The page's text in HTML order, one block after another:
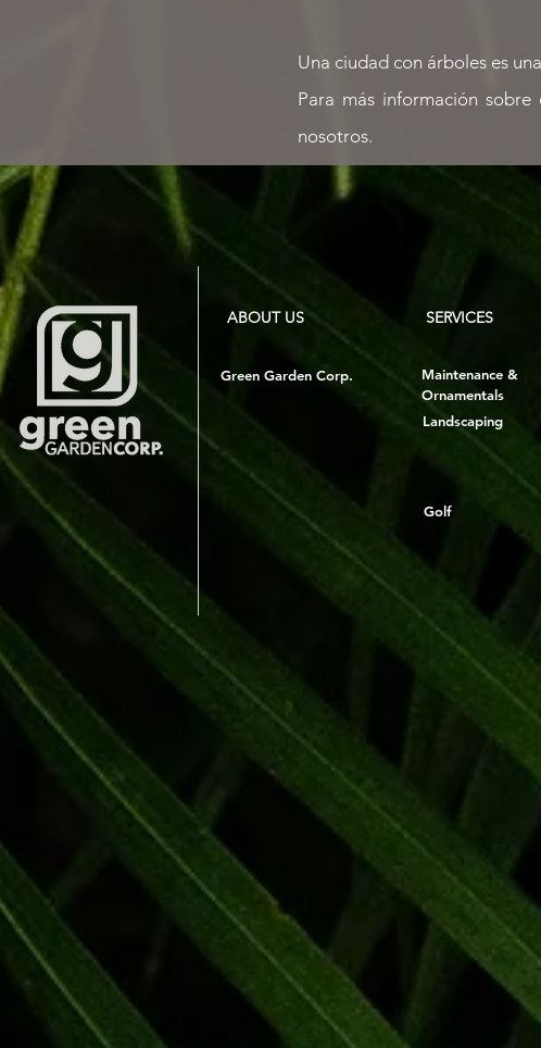
Una ciudad con árboles es
Para más información
nosotros.
ABOUT US SERVICES
Green Garden Corp.
Maintenance &
Ornamentals
Landscaping
Golf